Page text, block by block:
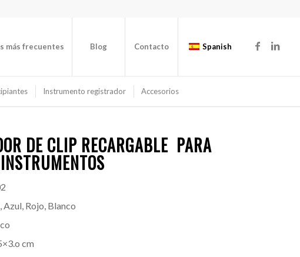
más frecuentes Blog Contacto Spanish
Instrumento registrador Accesorios
DE CLIP RECARGABLE PARA
Rojo, Blanco
cm